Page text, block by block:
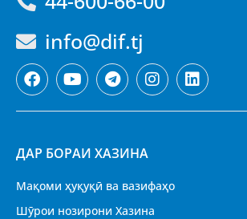
info@dif.tj
ДАР БОРАИ ХАЗИНА
Мақоми ҳуқуқӣ ва вазифаҳо
Шӯрои нозирони Хазина